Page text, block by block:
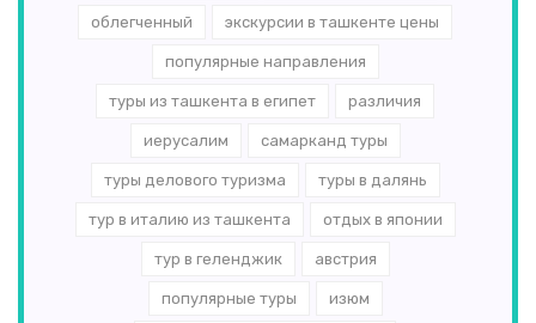
облегченный экскурсии в ташкенте цены
популярные направления
туры из ташкента в египет различия
иерусалим самарканд туры
туры делового туризма туры в далянь
тур в италию из ташкента отдых в японии
тур в геленджик австрия
популярные туры изюм